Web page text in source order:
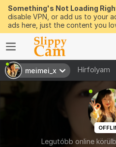
Something's Not Loading
disable VPN, or add us to your
ads here, just the content you
meimei_x Hírfolyam
Legutóbb online